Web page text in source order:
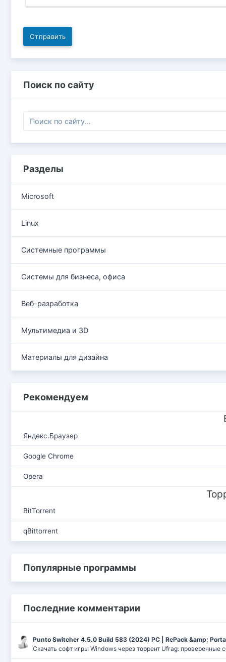
Отправить
Поиск по сайту
Разделы
Microsoft
Linux
Системные программы
Системы для бизнеса, офиса
Веб-разработка
Мультимедиа и 3D
Материалы для дизайна
Рекомендуем
Яндекс.Браузер
Google Chrome
Opera
BitTorrent
qBittorrent
Популярные программы
Последние комментарии
Punto Switcher 4.5.0 Build 583 (2024) РС | RePack &amp;
Скачать софт игры Windows через торрент Ufrag: проверенные